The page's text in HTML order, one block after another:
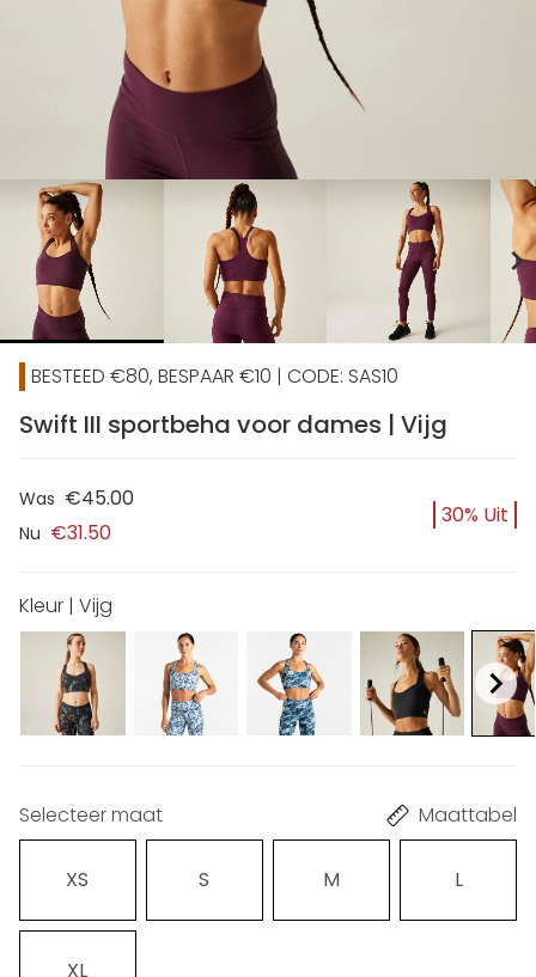
chevron_right
BESTEED €80, BESPAAR €10 | CODE: SAS10
Swift III sportbeha voor dames | Vijg
Was €45.00
Nu €31.50
30% Uit
Kleur | Vijg
Selecteer maat Maattabel
XS S M L
XL